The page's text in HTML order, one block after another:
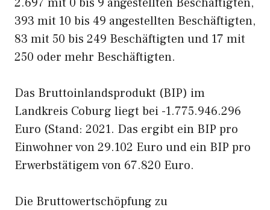
393 mit 10 bis 49 angestellten Beschäftigten,
83 mit 50 bis 249 Beschäftigten und 17 mit
250 oder mehr Beschäftigten.
Das Bruttoinlandsprodukt (BIP) im
Landkreis Coburg liegt bei -1.775.946.296
Euro (Stand: 2021. Das ergibt ein BIP pro
Einwohner von 29.102 Euro und ein BIP pro
Erwerbstätigem von 67.820 Euro.
Die Bruttowertschöpfung zu